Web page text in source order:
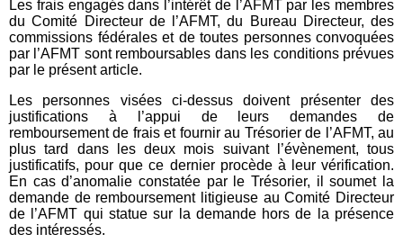
Les frais engagés dans l’intérêt de l’AFMT par les membres
du Comité Directeur de l’AFMT, du Bureau Directeur, des
commissions fédérales et de toutes personnes convoquées
par l’AFMT sont remboursables dans les conditions prévues
par le présent article.
Les personnes visées ci-dessus doivent présenter des
justifications à l’appui de leurs demandes de
remboursement de frais et fournir au Trésorier de l’AFMT, au
plus tard dans les deux mois suivant l’évènement, tous
justificatifs, pour que ce dernier procède à leur vérification.
En cas d’anomalie constatée par le Trésorier, il soumet la
demande de remboursement litigieuse au Comité Directeur
de l’AFMT qui statue sur la demande hors de la présence
des intéressés.